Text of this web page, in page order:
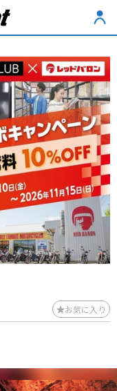
お気に入り